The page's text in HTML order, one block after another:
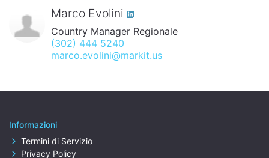
Marco Evolini
Country Manager Regionale
(302) 444 5240
marco.evolini@markit.us
Informazioni
Termini di Servizio
Privacy Policy